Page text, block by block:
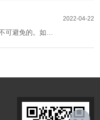
2022-04-22
可避免的。如果